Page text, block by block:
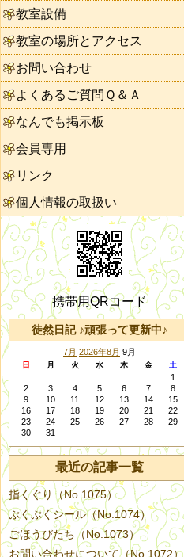
教室設備
教室の場所とアクセス
お問い合わせ
よくあるご質問Ｑ＆Ａ
なんでも掲示板
会員専用
リンク
個人情報の取扱い
携帯用QRコード
徒然日記 ♪頑張って更新中♪
7月 2026年8月 9月
日 月 火 水 木 金 土
1
2
3 4 5 6 7
8
9
10 11 12 13 14
15
16
17 18 19 20 21
22
23
24 25 26 27 28
29
30
31
最近の記事一覧
指くぐり（No.1075）
ぷくぷくシール（No.1074）
ごほうびたち（No.1073）
お問い合わせについて（No.1072）